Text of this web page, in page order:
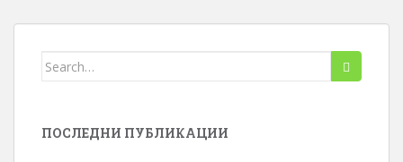
Търсене
ПОСЛЕДНИ ПУБЛИКАЦИИ